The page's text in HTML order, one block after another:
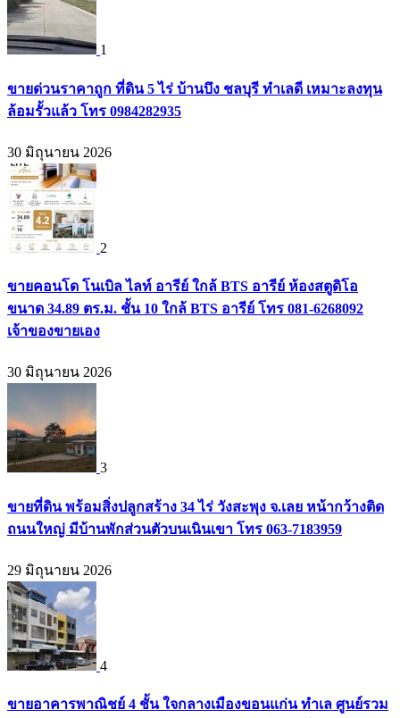
1
ขายด่วนราคาถูก ที่ดิน 5 ไร่ บ้านบึง ชลบุรี ทำเลดี เหมาะลงทุน
ล้อมรั้วแล้ว โทร 0984282935
30 มิถุนายน 2026
2
ขายคอนโด โนเบิล ไลท์ อารีย์ ใกล้ BTS อารีย์ ห้องสตูดิโอ
ขนาด 34.89 ตร.ม. ชั้น 10 ใกล้ BTS อารีย์ โทร 081-6268092
เจ้าของขายเอง
30 มิถุนายน 2026
3
ขายที่ดิน พร้อมสิ่งปลูกสร้าง 34 ไร่ วังสะพุง จ.เลย หน้ากว้างติด
ถนนใหญ่ มีบ้านพักส่วนตัวบนเนินเขา โทร 063-7183959
29 มิถุนายน 2026
4
ขายอาคารพาณิชย์ 4 ชั้น ใจกลางเมืองขอนแก่น ทำเล ศูนย์รวม